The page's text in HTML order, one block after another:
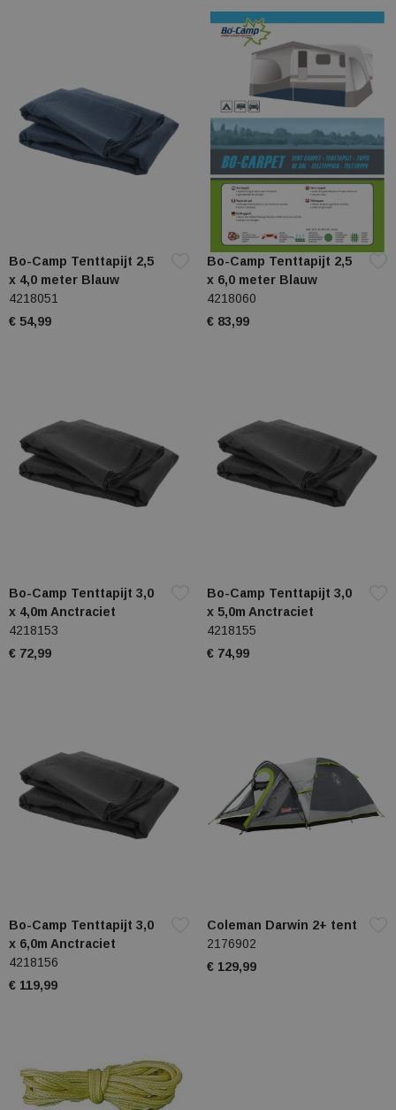
Bo-Camp Tenttapijt 2,5
x 4,0 meter Blauw
4218051
€ 54,99
Bo-Camp Tenttapijt 2,5
x 6,0 meter Blauw
4218060
€ 83,99
Bo-Camp Tenttapijt 3,0
x 4,0m Anctraciet
4218153
€ 72,99
Bo-Camp Tenttapijt 3,0
x 5,0m Anctraciet
4218155
€ 74,99
Bo-Camp Tenttapijt 3,0
x 6,0m Anctraciet
4218156
€ 119,99
Coleman Darwin 2+ tent
2176902
€ 129,99